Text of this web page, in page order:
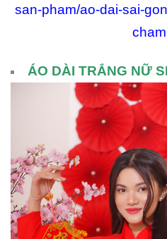
san-pham/ao-dai-sai-
ÁO DÀI TRẮNG NỮ